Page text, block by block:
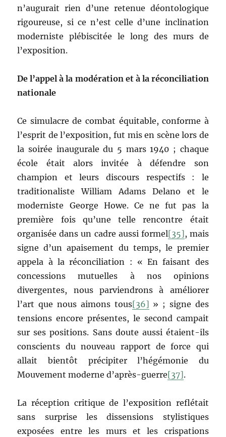
n’augurait rien d’une retenue déontologique
rigoureuse, si ce n’est celle d’une inclination
moderniste plébiscitée le long des murs de
l’exposition.
De l’appel à la modération et à la réconciliation
nationale
Ce simulacre de combat équitable, conforme à
l’esprit de l’exposition, fut mis en scène lors de
la soirée inaugurale du 5 mars 1940 ; chaque
école était alors invitée à défendre son
champion et leurs discours respectifs : le
traditionaliste William Adams Delano et le
moderniste George Howe. Ce ne fut pas la
première fois qu’une telle rencontre était
organisée dans un cadre aussi formel[35], mais
signe d’un apaisement du temps, le premier
appela à la réconciliation : « En faisant des
concessions mutuelles à nos opinions
divergentes, nous parviendrons à améliorer
l’art que nous aimons tous[36] » ; signe des
tensions encore présentes, le second campait
sur ses positions. Sans doute aussi étaient-ils
conscients du nouveau rapport de force qui
allait bientôt précipiter l’hégémonie du
Mouvement moderne d’après-guerre[37].
La réception critique de l’exposition reflétait
sans surprise les dissensions stylistiques
exposées entre les murs et les crispations